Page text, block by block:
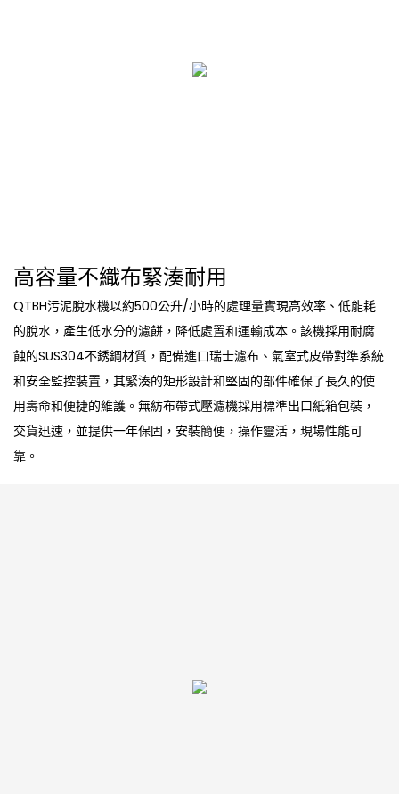
高容量不織布緊湊耐用
QTBH污泥脫水機以約500公升/小時的處理量實現高效率、低能耗
的脫水，產生低水分的濾餅，降低處置和運輸成本。該機採用耐腐
蝕的SUS304不銹鋼材質，配備進口瑞士濾布、氣室式皮帶對準系統
和安全監控裝置，其緊湊的矩形設計和堅固的部件確保了長久的使
用壽命和便捷的維護。無紡布帶式壓濾機採用標準出口紙箱包裝，
交貨迅速，並提供一年保固，安裝簡便，操作靈活，現場性能可
靠。